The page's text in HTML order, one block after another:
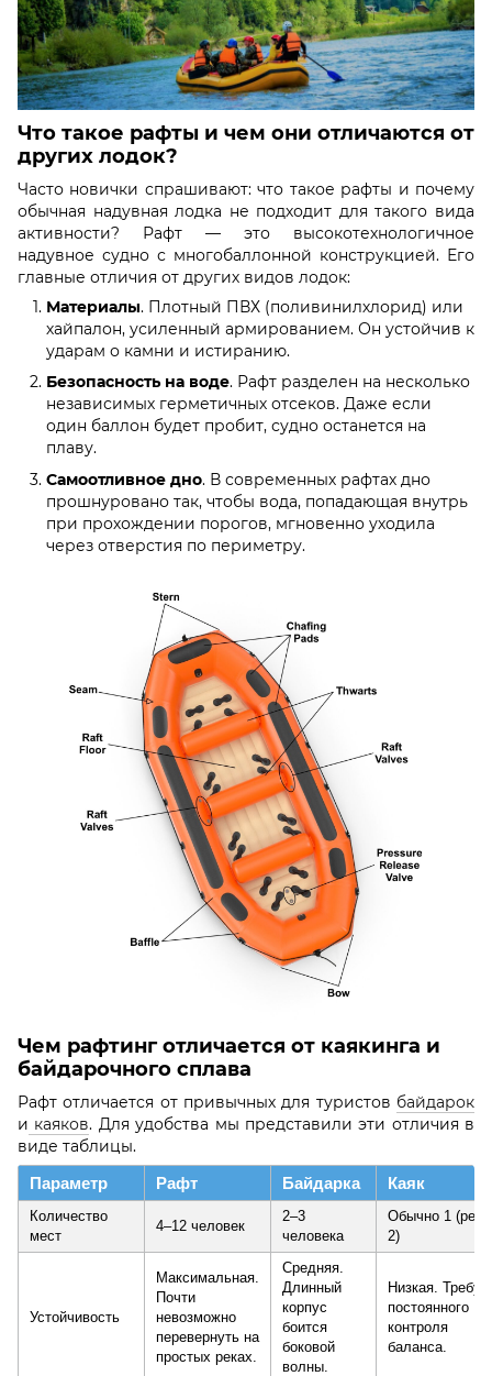
Что такое рафты и чем они отличаются от
других лодок?
Часто новички спрашивают: что такое рафты и почему
обычная надувная лодка не подходит для такого вида
активности? Рафт — это высокотехнологичное
надувное судно с многобаллонной конструкцией. Его
главные отличия от других видов лодок:
Материалы. Плотный ПВХ (поливинилхлорид) или
хайпалон, усиленный армированием. Он устойчив к
ударам о камни и истиранию.
Безопасность на воде. Рафт разделен на несколько
независимых герметичных отсеков. Даже если
один баллон будет пробит, судно останется на
плаву.
Самоотливное дно. В современных рафтах дно
прошнуровано так, чтобы вода, попадающая внутрь
при прохождении порогов, мгновенно уходила
через отверстия по периметру.
Чем рафтинг отличается от каякинга и
байдарочного сплава
Рафт отличается от привычных для туристов байдарок
и каяков. Для удобства мы представили эти отличия в
виде таблицы.
Параметр Рафт Байдарка Каяк
Количество
мест
4–12 человек
2–3
человека
Обычно 1 (реже
2)
Устойчивость
Максимальная.
Почти
невозможно
перевернуть на
простых реках.
Средняя.
Длинный
корпус
боится
боковой
волны.
Низкая.
постоянного
контроля
баланса.